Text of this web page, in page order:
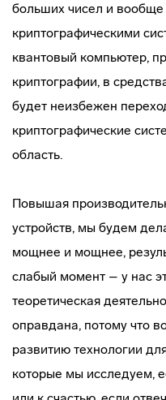
больших чисел и вообще
криптографическими
квантовый компьютер,
криптографии, в
будет неизбежен
криптографические
область.
Повышая
устройств, мы будем
мощнее и мощнее,
слабый момент – у нас
теоретическая
оправдана, потому что
развитию технологии
которые мы исследуем,